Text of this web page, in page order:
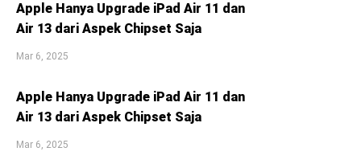
Apple Hanya Upgrade iPad Air 11 dan
Air 13 dari Aspek Chipset Saja
Mar 6, 2025
Apple Hanya Upgrade iPad Air 11 dan
Air 13 dari Aspek Chipset Saja
Mar 6, 2025